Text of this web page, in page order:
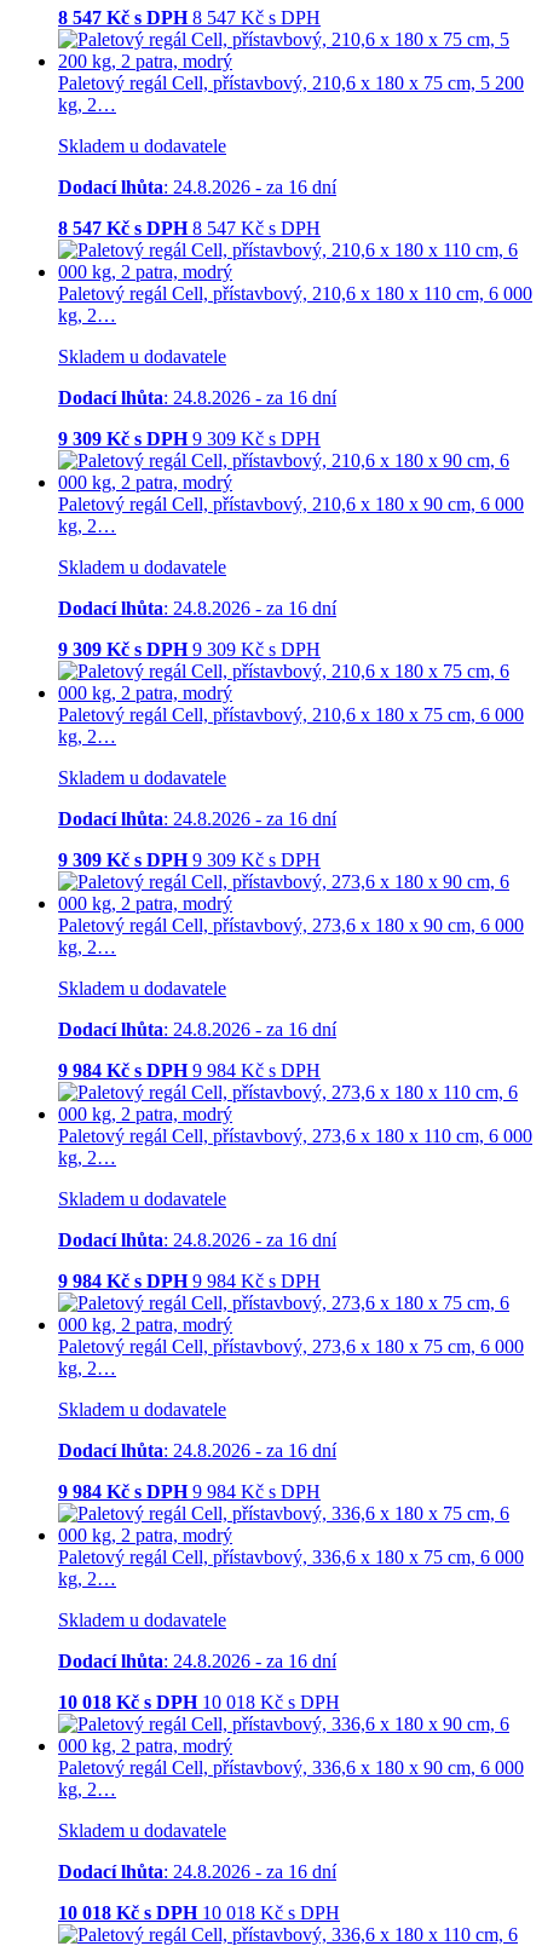
8 547 Kč s DPH 8 547 Kč s DPH
Paletový regál Cell, přístavbový, 210,6 x 180 x 75 cm, 5 200
kg, 2…
Skladem u dodavatele
Dodací lhůta: 24.8.2026 - za 16 dní
8 547 Kč s DPH 8 547 Kč s DPH
Paletový regál Cell, přístavbový, 210,6 x 180 x 110 cm, 6 000
kg, 2…
Skladem u dodavatele
Dodací lhůta: 24.8.2026 - za 16 dní
9 309 Kč s DPH 9 309 Kč s DPH
Paletový regál Cell, přístavbový, 210,6 x 180 x 90 cm, 6 000
kg, 2…
Skladem u dodavatele
Dodací lhůta: 24.8.2026 - za 16 dní
9 309 Kč s DPH 9 309 Kč s DPH
Paletový regál Cell, přístavbový, 210,6 x 180 x 75 cm, 6 000
kg, 2…
Skladem u dodavatele
Dodací lhůta: 24.8.2026 - za 16 dní
9 309 Kč s DPH 9 309 Kč s DPH
Paletový regál Cell, přístavbový, 273,6 x 180 x 90 cm, 6 000
kg, 2…
Skladem u dodavatele
Dodací lhůta: 24.8.2026 - za 16 dní
9 984 Kč s DPH 9 984 Kč s DPH
Paletový regál Cell, přístavbový, 273,6 x 180 x 110 cm, 6 000
kg, 2…
Skladem u dodavatele
Dodací lhůta: 24.8.2026 - za 16 dní
9 984 Kč s DPH 9 984 Kč s DPH
Paletový regál Cell, přístavbový, 273,6 x 180 x 75 cm, 6 000
kg, 2…
Skladem u dodavatele
Dodací lhůta: 24.8.2026 - za 16 dní
9 984 Kč s DPH 9 984 Kč s DPH
Paletový regál Cell, přístavbový, 336,6 x 180 x 75 cm, 6 000
kg, 2…
Skladem u dodavatele
Dodací lhůta: 24.8.2026 - za 16 dní
10 018 Kč s DPH 10 018 Kč s DPH
Paletový regál Cell, přístavbový, 336,6 x 180 x 90 cm, 6 000
kg, 2…
Skladem u dodavatele
Dodací lhůta: 24.8.2026 - za 16 dní
10 018 Kč s DPH 10 018 Kč s DPH